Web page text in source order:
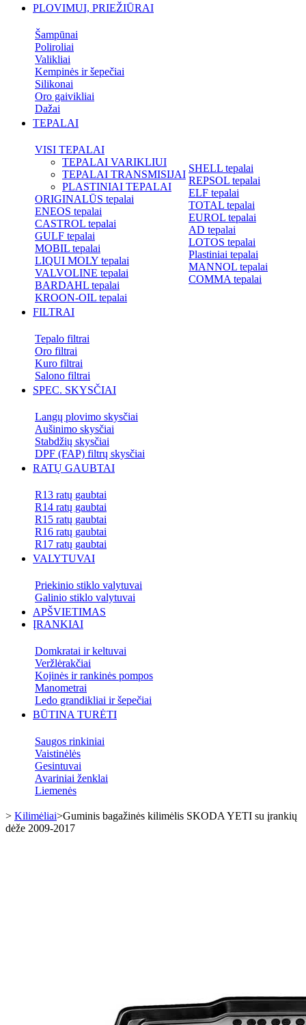
PLOVIMUI, PRIEŽIŪRAI
Šampūnai
Poliroliai
Valikliai
Kempinės ir šepečiai
Silikonai
Oro gaivikliai
Dažai
TEPALAI
VISI TEPALAI
TEPALAI VARIKLIUI
TEPALAI TRANSMISIJAI
PLASTINIAI TEPALAI
ORIGINALŪS tepalai
ENEOS tepalai
CASTROL tepalai
GULF tepalai
MOBIL tepalai
LIQUI MOLY tepalai
VALVOLINE tepalai
BARDAHL tepalai
KROON-OIL tepalai
SHELL tepalai
REPSOL tepalai
ELF tepalai
TOTAL tepalai
EUROL tepalai
AD tepalai
LOTOS tepalai
Plastiniai tepalai
MANNOL tepalai
COMMA tepalai
FILTRAI
Tepalo filtrai
Oro filtrai
Kuro filtrai
Salono filtrai
SPEC. SKYSČIAI
Langų plovimo skysčiai
Aušinimo skysčiai
Stabdžių skysčiai
DPF (FAP) filtrų skysčiai
RATŲ GAUBTAI
R13 ratų gaubtai
R14 ratų gaubtai
R15 ratų gaubtai
R16 ratų gaubtai
R17 ratų gaubtai
VALYTUVAI
Priekinio stiklo valytuvai
Galinio stiklo valytuvai
APŠVIETIMAS
ĮRANKIAI
Domkratai ir keltuvai
Veržlėrakčiai
Kojinės ir rankinės pompos
Manometrai
Ledo grandikliai ir šepečiai
BŪTINA TURĖTI
Saugos rinkiniai
Vaistinėlės
Gesintuvai
Avariniai ženklai
Liemenės
> Kilimėliai>Guminis bagažinės kilimėlis SKODA YETI su įrankių
dėže 2009-2017